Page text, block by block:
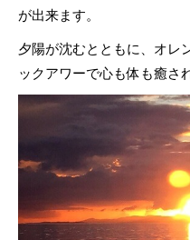
が出来ます。
夕陽が沈むとともに、オレ
ックアワーで心も体も癒さ